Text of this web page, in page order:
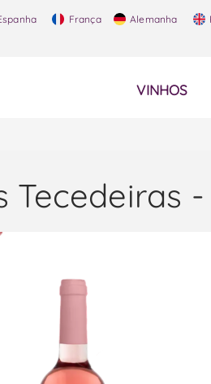
França Alemanha
VINHOS
Tecedeiras